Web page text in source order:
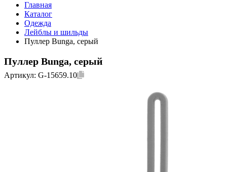
Главная
Каталог
Одежда
Лейблы и шильды
Пуллер Bunga, серый
Пуллер Bunga, серый
Артикул: G-15659.10